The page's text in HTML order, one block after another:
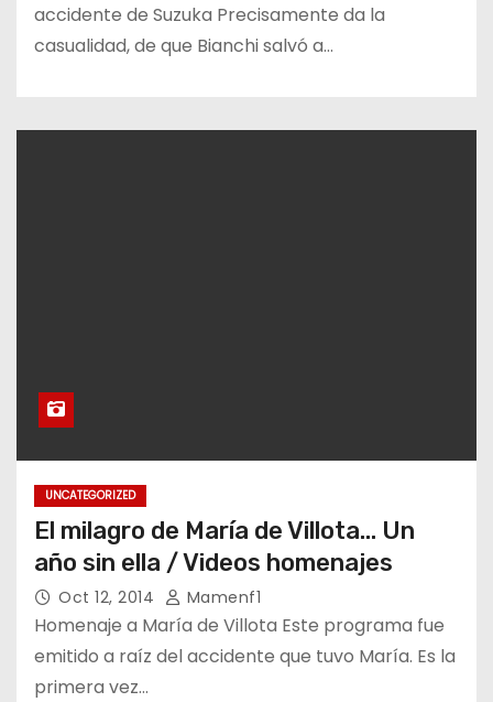
accidente de Suzuka Precisamente da la
casualidad, de que Bianchi salvó a…
UNCATEGORIZED
El milagro de María de Villota… Un
año sin ella / Videos homenajes
Oct 12, 2014 Mamenf1
Homenaje a María de Villota Este programa fue
emitido a raíz del accidente que tuvo María. Es la
primera vez…